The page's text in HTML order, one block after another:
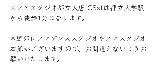
※ノアスタジオ都立大店 CSstは都立大学駅
から徒歩1分になります。
※近郊にノアダンススタジオやノアスタジオ
本館がございますので、お間違えないようお
願いいたします。